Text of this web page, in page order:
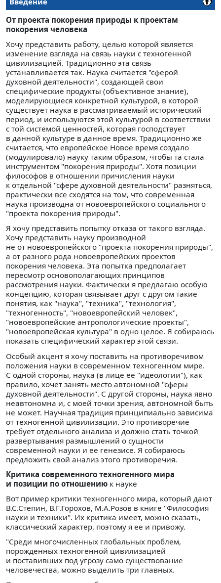
От проекта покорения природы к проектам
покорения человека
Хочу представить работу, целью которой является
изменение взгляда на связь науки с техногенной
цивилизацией. Традиционно эта связь
устанавливается так. Наука считается "сферой
духовной деятельности", создающей свои
специфические продукты (объективное знание),
моделирующиеся конкретной культурой, в которой
существует наука в рассматриваемый исторический
период, и используются этой культурой в соответствии
с той системой ценностей, которая господствует
в данной культуре в данное время. Традиционно же
считается, что европейское Новое время создало
(модулировало) науку таким образом, чтобы та стала
инструментом "покорения природы". Хотя позиции
философов в отношении причисления науки
к отдельной "сфере духовной деятельности" разняться,
практически все сходятся на том, что современная
наука производна от новоевропейского социального
"проекта покорения природы".
Я хочу представить попытку отказа от такого взгляда.
Хочу представить науку производной
не от новоевропейского "проекта покорения природы",
а от разного рода новоевропейских проектов
покорения человека. Эта попытка предполагает
пересмотр основополагающих принципов
рассмотрения науки. Фактически я предлагаю особую
концепцию, которая связывает друг с другом такие
понятия, как "наука", "техника", "технология",
"техногенность", "новоевропейский человек",
"новоевропейские антропологические проекты",
"новоевропейская культура" в одно целое. Я собираюсь
показать специфический характер этой связи.
Особый акцент я хочу поставить на противоречивом
положения науки в современном техногенном мире.
С одной стороны, наука (в лице ее "идеологии"), как
правило, хочет занять место автономной "сферы
духовной деятельности". С другой стороны, наука явно
неавтономна и, с моей точки зрения, автономной быть
не может. Научная традиция принципиально зависима
от техногенной цивилизации. Это противоречие
требует отдельного анализа и должно стать точкой
развертывания размышлений о сущности
современной науки и ее генезисе. Я собираюсь
предложить свой анализ этого противоречия.
Критика современного техногенного мира
и позиции по отношению к науке
Вот пример критики техногенного мира, который дают
В.С.Степин, В.Г.Горохов, М.А.Розов в книге "Философия
науки и техники". Их критика имеет, можно сказать,
классический характер, поэтому я ее и привожу.
"Среди многочисленных глобальных проблем,
порожденных техногенной цивилизацией
и поставивших под угрозу само существование
человечества, можно выделить три главных.